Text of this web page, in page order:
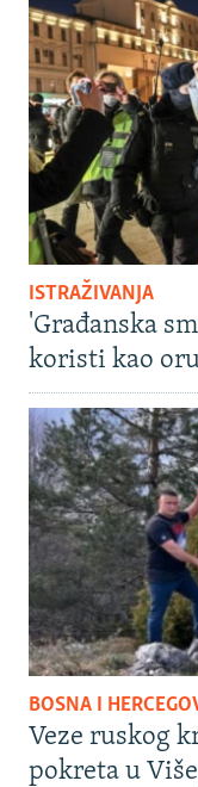
ISTRAŽIVANJA
'Građanska
koristi kao
BOSNA I
Veze ruskog
pokreta u